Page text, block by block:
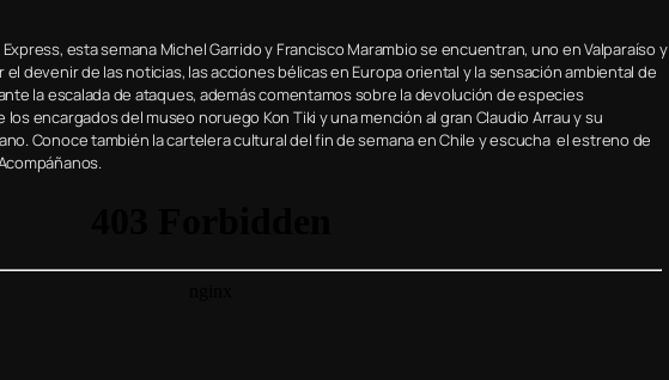
esta semana Michel Garrido y Francisco Marambio se encuentran, uno en Valparaíso y
devenir de las noticias, las acciones bélicas en Europa oriental y la sensación ambiental de
la escalada de ataques, además comentamos sobre la devolución de especies
encargados del museo noruego Kon Tiki y una mención al gran Claudio Arrau y su
Conoce también la cartelera cultural del fin de semana en Chile y escucha el estreno de